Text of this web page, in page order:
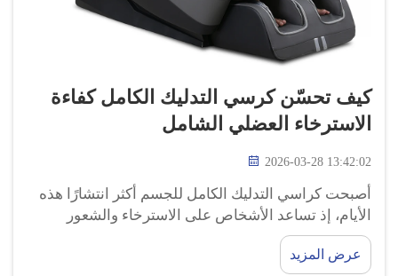
كيف تحسّن كرسي التدليك الكامل كفاءة
الاسترخاء العضلي الشامل
2026-03-28 13:42:02
أصبحت كراسي التدليك الكامل للجسم أكثر انتشارًا هذه
الأيام، إذ تساعد الأشخاص على الاسترخاء والشعور
بالراحة. وقد صُمّمت هذه الكراسي لتوفير جلسة تدليك
مريحة تشمل الجسم بأكمله. وباستخدام كرسي تدليك
عرض المزيد